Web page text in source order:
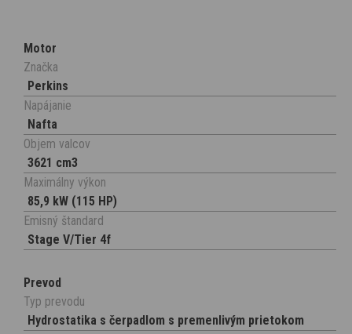
Motor
Značka
Perkins
Napájanie
Nafta
Objem valcov
3621 cm3
Maximálny výkon
85,9 kW (115 HP)
Emisný štandard
Stage V/Tier 4f
Prevod
Typ prevodu
Hydrostatika s čerpadlom s premenlivým prietokom